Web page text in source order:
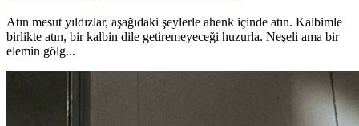
Atın mesut yıldızlar, aşağıdaki şeylerle ahenk içinde atın. Kalbimle
birlikte atın, bir kalbin dile getiremeyeceği huzurla. Neşeli ama bir
elemin gölg...